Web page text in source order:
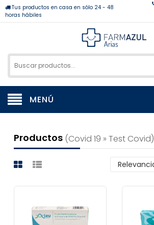
Tus productos en casa en sólo 24 - 48
horas hábiles
MENÚ
Productos (covid 19 » Test Covid)